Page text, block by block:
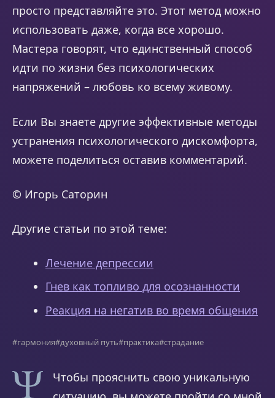
просто представляйте это. Этот метод можно
использовать даже, когда все хорошо.
Мастера говорят, что единственный способ
идти по жизни без психологических
напряжений – любовь ко всему живому.
Если Вы знаете другие эффективные методы
устранения психологического дискомфорта,
можете поделиться оставив комментарий.
© Игорь Саторин
Другие статьи по этой теме:
Лечение депрессии
Гнев как топливо для осознанности
Реакция на негатив во время общения
#гармония#духовный путь#практика#страдание
Чтобы прояснить свою уникальную